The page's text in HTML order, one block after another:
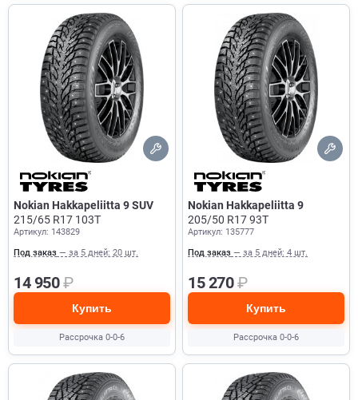
Nokian Hakkapeliitta 9 SUV
215/65 R17 103T
Артикул: 143829
Под заказ — за 5 дней: 20 шт.
14 950₽
Купить
Рассрочка 0-0-6
Nokian Hakkapeliitta 9
205/50 R17 93T
Артикул: 135777
Под заказ — за 5 дней: 4 шт.
15 270₽
Купить
Рассрочка 0-0-6